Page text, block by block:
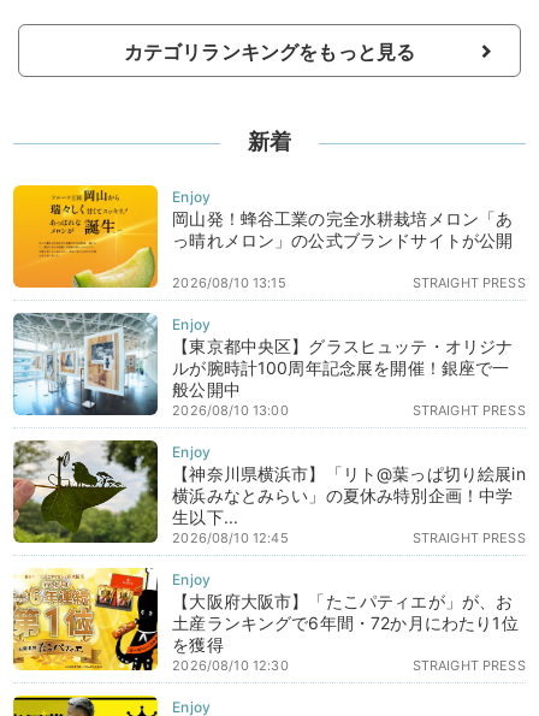
カテゴリランキングをもっと見る
新着
岡山発！蜂谷工業の完全水耕栽培メロン「あ
っ晴れメロン」の公式ブランドサイトが公開
STRAIGHT PRESS
2026/08/10 13:15
【東京都中央区】グラスヒュッテ・オリジナ
ルが腕時計100周年記念展を開催！銀座で一
般公開中
STRAIGHT PRESS
2026/08/10 13:00
【神奈川県横浜市】「リト@葉っぱ切り絵展in
横浜みなとみらい」の夏休み特別企画！中学
生以下...
STRAIGHT PRESS
2026/08/10 12:45
【大阪府大阪市】「たこパティエが」が、お
土産ランキングで6年間・72か月にわたり1位
を獲得
STRAIGHT PRESS
2026/08/10 12:30